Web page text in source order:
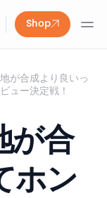
Shop
が合成より良いっ
ュー決定戦！
が合
ホン